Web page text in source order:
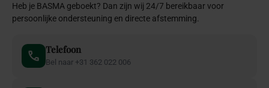
Heb je BASMA geboekt? Dan zijn wij 24/7 bereikbaar voor
persoonlijke ondersteuning en directe afstemming.
Telefoon
Bel naar +31 362 022 006